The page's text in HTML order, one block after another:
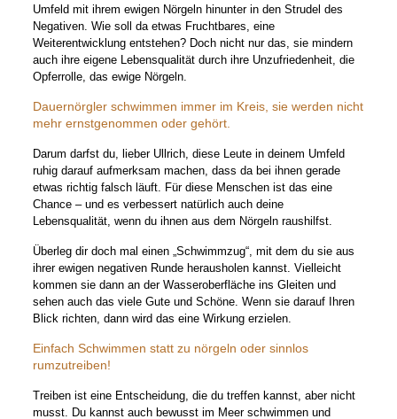
Umfeld mit ihrem ewigen Nörgeln hinunter in den Strudel des
Negativen. Wie soll da etwas Fruchtbares, eine
Weiterentwicklung entstehen? Doch nicht nur das, sie mindern
auch ihre eigene Lebensqualität durch ihre Unzufriedenheit, die
Opferrolle, das ewige Nörgeln.
Dauernörgler schwimmen immer im Kreis, sie werden nicht
mehr ernstgenommen oder gehört.
Darum darfst du, lieber Ullrich, diese Leute in deinem Umfeld
ruhig darauf aufmerksam machen, dass da bei ihnen gerade
etwas richtig falsch läuft. Für diese Menschen ist das eine
Chance – und es verbessert natürlich auch deine
Lebensqualität, wenn du ihnen aus dem Nörgeln raushilfst.
Überleg dir doch mal einen „Schwimmzug“, mit dem du sie aus
ihrer ewigen negativen Runde herausholen kannst. Vielleicht
kommen sie dann an der Wasseroberfläche ins Gleiten und
sehen auch das viele Gute und Schöne. Wenn sie darauf Ihren
Blick richten, dann wird das eine Wirkung erzielen.
Einfach Schwimmen statt zu nörgeln oder sinnlos
rumzutreiben!
Treiben ist eine Entscheidung, die du treffen kannst, aber nicht
musst. Du kannst auch bewusst im Meer schwimmen und